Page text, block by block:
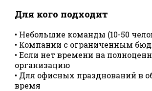
Для кого подходит
• Небольшие команды (10-50
• Компании с ограниченным
• Если нет времени на
организацию
• Для офисных празднований в
время